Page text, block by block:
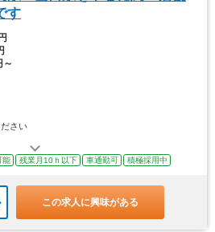
す
～
さい
能 残業月10ｈ以下 車通勤可 積極採用中
この求人に興味がある